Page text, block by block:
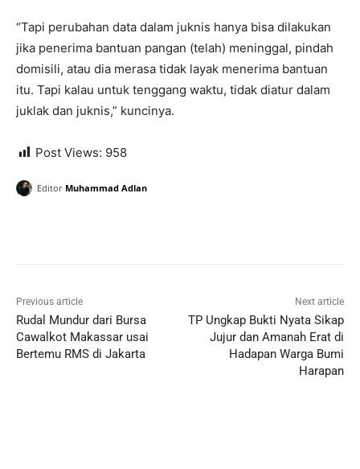
“Tapi perubahan data dalam juknis hanya bisa dilakukan
jika penerima bantuan pangan (telah) meninggal, pindah
domisili, atau dia merasa tidak layak menerima bantuan
itu. Tapi kalau untuk tenggang waktu, tidak diatur dalam
juklak dan juknis,” kuncinya.
Post Views: 958
Editor Muhammad Adlan
Previous article
Rudal Mundur dari Bursa
Cawalkot Makassar usai
Bertemu RMS di Jakarta
Next article
TP Ungkap Bukti Nyata Sikap
Jujur dan Amanah Erat di
Hadapan Warga Bumi
Harapan